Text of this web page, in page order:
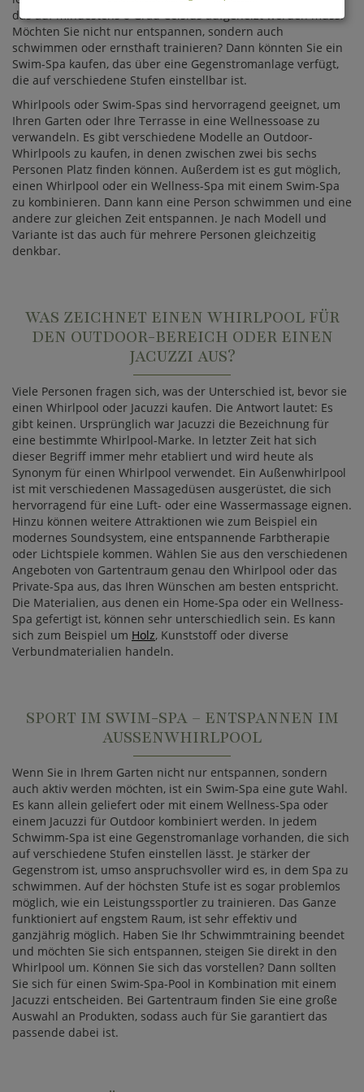
das auf mindestens 8 Grad Celsius aufgeheizt werden muss.
Möchten Sie nicht nur entspannen, sondern auch
schwimmen oder ernsthaft trainieren? Dann könnten Sie ein
Swim-Spa kaufen, das über eine Gegenstromanlage verfügt,
die auf verschiedene Stufen einstellbar ist.
Whirlpools oder Swim-Spas sind hervorragend geeignet, um
Ihren Garten oder Ihre Terrasse in eine Wellnessoase zu
verwandeln. Es gibt verschiedene Modelle an Outdoor-
Whirlpools zu kaufen, in denen zwischen zwei bis sechs
Personen Platz finden können. Außerdem ist es gut möglich,
einen Whirlpool oder ein Wellness-Spa mit einem Swim-Spa
zu kombinieren. Dann kann eine Person schwimmen und eine
andere zur gleichen Zeit entspannen. Je nach Modell und
Variante ist das auch für mehrere Personen gleichzeitig
denkbar.
WAS ZEICHNET EINEN WHIRLPOOL FÜR
DEN OUTDOOR-BEREICH ODER EINEN
JACUZZI AUS?
Viele Personen fragen sich, was der Unterschied ist, bevor sie
einen Whirlpool oder Jacuzzi kaufen. Die Antwort lautet: Es
gibt keinen. Ursprünglich war Jacuzzi die Bezeichnung für
eine bestimmte Whirlpool-Marke. In letzter Zeit hat sich
dieser Begriff immer mehr etabliert und wird heute als
Synonym für einen Whirlpool verwendet. Ein Außenwhirlpool
ist mit verschiedenen Massagedüsen ausgerüstet, die sich
hervorragend für eine Luft- oder eine Wassermassage eignen.
Hinzu können weitere Attraktionen wie zum Beispiel ein
modernes Soundsystem, eine entspannende Farbtherapie
oder Lichtspiele kommen. Wählen Sie aus den verschiedenen
Angeboten von Gartentraum genau den Whirlpool oder das
Private-Spa aus, das Ihren Wünschen am besten entspricht.
Die Materialien, aus denen ein Home-Spa oder ein Wellness-
Spa gefertigt ist, können sehr unterschiedlich sein. Es kann
sich zum Beispiel um Holz, Kunststoff oder diverse
Verbundmaterialien handeln.
SPORT IM SWIM-SPA – ENTSPANNEN IM
AUSSENWHIRLPOOL
Wenn Sie in Ihrem Garten nicht nur entspannen, sondern
auch aktiv werden möchten, ist ein Swim-Spa eine gute Wahl.
Es kann allein geliefert oder mit einem Wellness-Spa oder
einem Jacuzzi für Outdoor kombiniert werden. In jedem
Schwimm-Spa ist eine Gegenstromanlage vorhanden, die sich
auf verschiedene Stufen einstellen lässt. Je stärker der
Gegenstrom ist, umso anspruchsvoller wird es, in dem Spa zu
schwimmen. Auf der höchsten Stufe ist es sogar problemlos
möglich, wie ein Leistungssportler zu trainieren. Das Ganze
funktioniert auf engstem Raum, ist sehr effektiv und
ganzjährig möglich. Haben Sie Ihr Schwimmtraining beendet
und möchten Sie sich entspannen, steigen Sie direkt in den
Whirlpool um. Können Sie sich das vorstellen? Dann sollten
Sie sich für einen Swim-Spa-Pool in Kombination mit einem
Jacuzzi entscheiden. Bei Gartentraum finden Sie eine große
Auswahl an Produkten, sodass auch für Sie garantiert das
passende dabei ist.